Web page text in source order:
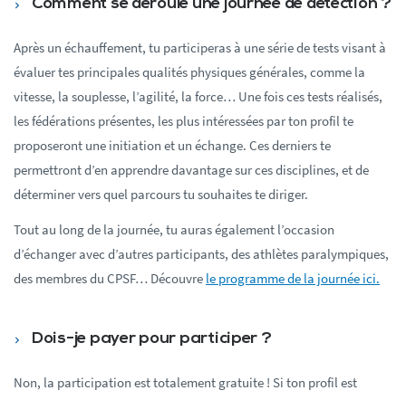
Comment se déroule une journée de détection ?
Après un échauffement, tu participeras à une série de tests visant à
évaluer tes principales qualités physiques générales, comme la
vitesse, la souplesse, l’agilité, la force… Une fois ces tests réalisés,
les fédérations présentes, les plus intéressées par ton profil te
proposeront une initiation et un échange. Ces derniers te
permettront d’en apprendre davantage sur ces disciplines, et de
déterminer vers quel parcours tu souhaites te diriger.
Tout au long de la journée, tu auras également l’occasion
d’échanger avec d’autres participants, des athlètes paralympiques,
des membres du CPSF… Découvre le programme de la journée ici.
Dois-je payer pour participer ?
Non, la participation est totalement gratuite ! Si ton profil est